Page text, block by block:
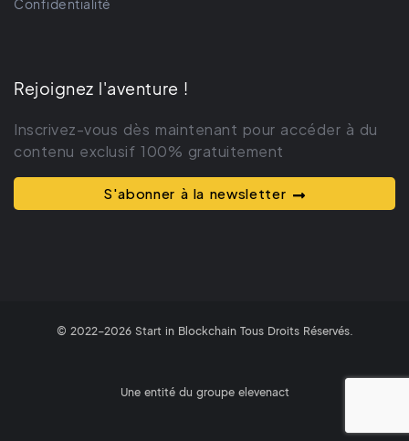
Confidentialité
Rejoignez l'aventure !
Inscrivez-vous dès maintenant pour accéder à du
contenu exclusif 100% gratuitement
S'abonner à la newsletter
© 2022-2026 Start in Blockchain Tous Droits Réservés.
Une entité du groupe elevenact